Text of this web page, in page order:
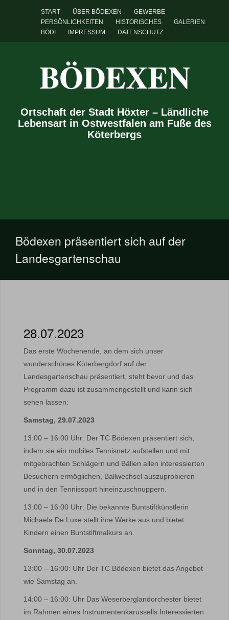
START ÜBER BÖDEXEN
GEWERBE
PERSÖNLICHKEITEN
HISTORISCHES
GALERIEN
BÖDI
IMPRESSUM DATENSCHUTZ
BÖDEXEN
Ortschaft der Stadt Höxter – Ländliche
Lebensart in Ostwestfalen am Fuße des
Köterbergs
Bödexen präsentiert sich auf der
Landesgartenschau
28.07.2023
Das erste Wochenende, an dem sich unser
wunderschönes Köterbergdorf auf der
Landesgartenschau präsentiert, steht bevor und das
Programm dazu ist zusammengestellt und kann sich
sehen lassen:
Samstag, 29.07.2023
13:00 – 16:00 Uhr: Der TC Bödexen präsentiert sich,
indem sie ein mobiles Tennisnetz aufstellen und mit
mitgebrachten Schlägern und Bällen allen interessierten
Besuchern ermöglichen, Ballwechsel auszuprobieren
und in den Tennissport hineinzuschnuppern.
13:00 – 16:00 Uhr: Die bekannte Buntstiftkünstlerin
Michaela De Luxe stellt ihre Werke aus und bietet
Kindern einen Buntstiftmalkurs an.
Sonntag, 30.07.2023
13:00 – 16:00: Uhr Der TC Bödexen bietet das Angebot
wie Samstag an.
14:00 – 16:00: Uhr Das Weserberglandorchester bietet
im Rahmen eines Instrumentenkarussells Interessierten